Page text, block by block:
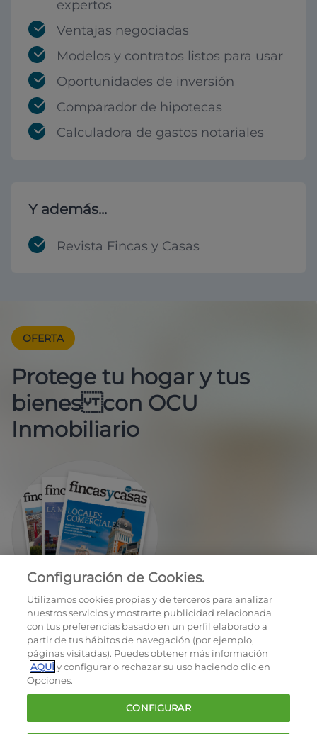
expertos
Ventajas negociadas
Modelos y contratos listos para usar
Oportunidades de inversión
Comparador de hipotecas
Calculadora de gastos notariales
Y además...
Revista Fincas y Casas
OFERTA
Protege tu hogar y tus
bienes con OCU
Inmobiliario
EN REGALO LA REVISTA BIMESTRAL
OCU © 2026
Cookies
Configuración de Cookies.
Utilizamos cookies propias y de terceros para analizar
nuestros servicios y mostrarte publicidad relacionada
con tus preferencias basado en un perfil elaborado a
partir de tus hábitos de navegación (por ejemplo,
páginas visitadas). Puedes obtener más información
AQUÍy configurar o rechazar su uso haciendo clic en
Opciones.
CONFIGURAR